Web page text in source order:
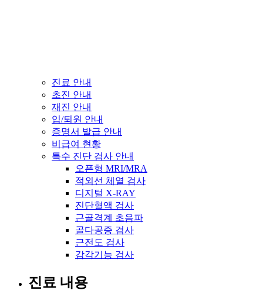
진료 안내
초진 안내
재진 안내
입/퇴원 안내
증명서 발급 안내
비급여 현황
특수 진단 검사 안내
오픈형 MRI/MRA
적외선 체열 검사
디지털 X-RAY
진단혈액 검사
근골격계 초음파
골다공증 검사
근전도 검사
감각기능 검사
진료 내용